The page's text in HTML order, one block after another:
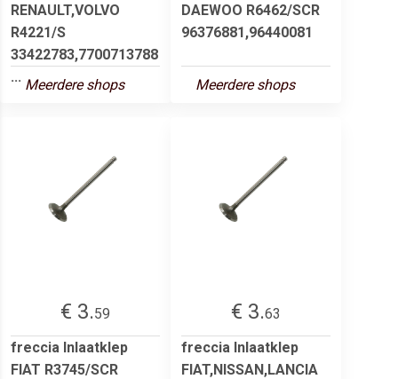
RENAULT,VOLVO
R4221/S
33422783,7700713788
... Meerdere shops
DAEWOO R6462/SCR
96376881,96440081
Meerdere shops
€ 3.59
freccia Inlaatklep
FIAT R3745/SCR
€ 3.63
freccia Inlaatklep
FIAT,NISSAN,LANCIA